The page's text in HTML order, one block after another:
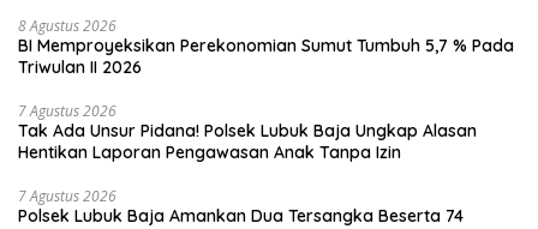
8 Agustus 2026
BI Memproyeksikan Perekonomian Sumut Tumbuh 5,7 % Pada
Triwulan II 2026
7 Agustus 2026
Tak Ada Unsur Pidana! Polsek Lubuk Baja Ungkap Alasan
Hentikan Laporan Pengawasan Anak Tanpa Izin
7 Agustus 2026
Polsek Lubuk Baja Amankan Dua Tersangka Beserta 74